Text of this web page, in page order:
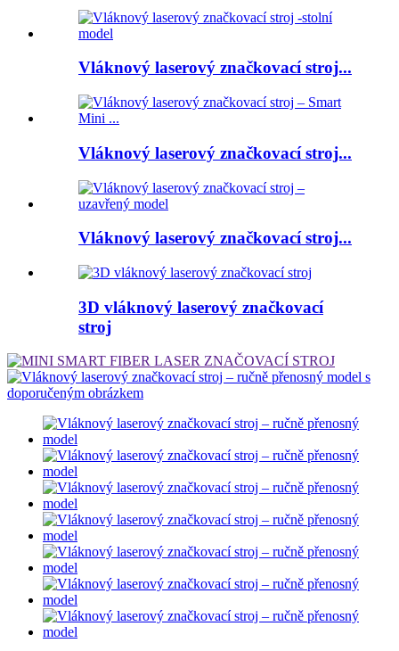
Vláknový laserový značkovací stroj...
Vláknový laserový značkovací stroj...
Vláknový laserový značkovací stroj...
3D vláknový laserový značkovací
stroj